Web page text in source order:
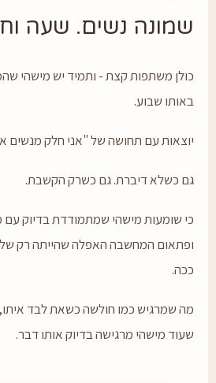
נשים. שעה
משתפות קצת - ותמיד יש מישהי
שבוע.
עם תחושה של "אני חלק מנשים
כשלא דיברת. גם כשרק הקשבת.
שומעות מישהי שמתמודדת בדיוק עם מה
המחשבה האפלה שהייתה רק שלך -
שמרגיש כמו חולשה כשאת לבד איתו,
מישהי מרגישה בדיוק אותו דבר.